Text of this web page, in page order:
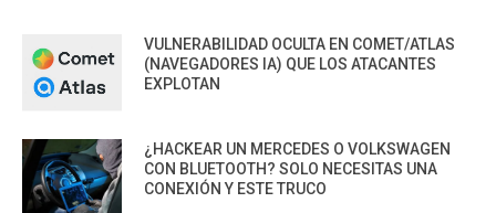
VULNERABILIDAD OCULTA EN COMET/ATLAS
(NAVEGADORES IA) QUE LOS ATACANTES
EXPLOTAN
¿HACKEAR UN MERCEDES O VOLKSWAGEN
CON BLUETOOTH? SOLO NECESITAS UNA
CONEXIÓN Y ESTE TRUCO